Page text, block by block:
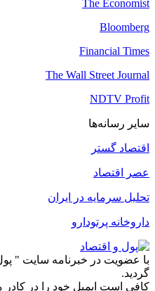
The Economist
Bloomberg
Financial Times
The Wall Street Journal
NDTV Profit
سایر رسانه‌ها
اقتصاد گستر
عصر اقتصاد
تحلیل سرمایه در ایران
داروخانه پرتودارو
با عضویت در خبرنامه سایت "
گردید.
کافی است ایمیل خود را در